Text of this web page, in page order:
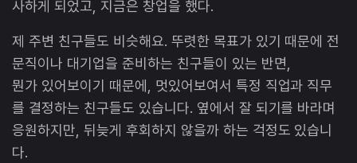
사하게 되었고, 지금은 창업을 했다.
제 주변 친구들도 비슷해요. 뚜렷한 목표가 있기 때문에 전
문직이나 대기업을 준비하는 친구들이 있는 반면,
뭔가 있어보이기 때문에, 멋있어보여서 특정 직업과 직무
를 결정하는 친구들도 있습니다. 옆에서 잘 되기를 바라며
응원하지만, 뒤늦게 후회하지 않을까 하는 걱정도 있습니
다.